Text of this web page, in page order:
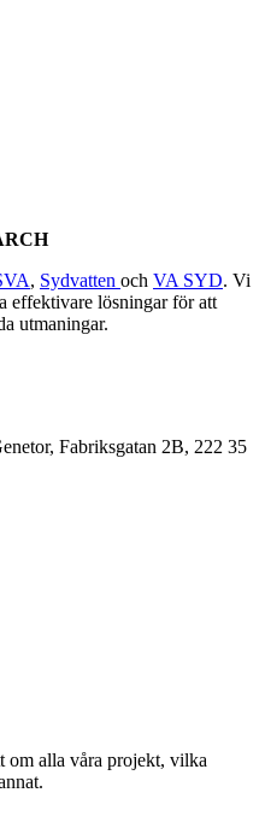
, Sydvatten och VA SYD. Vi
effektivare lösningar för att
utmaningar.
Fabriksgatan 2B, 222 35
om alla våra projekt, vilka